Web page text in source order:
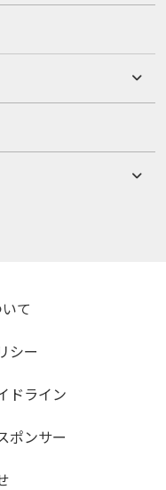
て
シー
ドライン
ポンサー